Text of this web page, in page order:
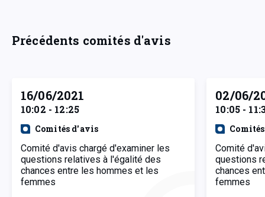
Précédents comités d'avis
16/06/2021
10:02 - 12:25
Comités d'avis
Comité d'avis chargé d'examiner les
questions relatives à l'égalité des
chances entre les hommes et les
femmes
02/06/
10:05 -
Comité
questions
chances
femmes